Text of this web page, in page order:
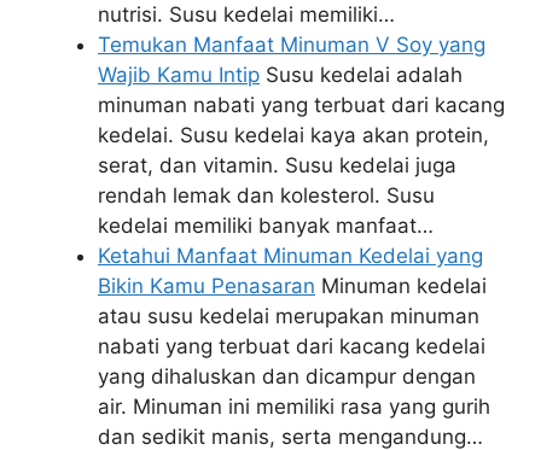
nutrisi. Susu kedelai memiliki…
Temukan Manfaat Minuman V Soy yang
Wajib Kamu Intip Susu kedelai adalah
minuman nabati yang terbuat dari kacang
kedelai. Susu kedelai kaya akan protein,
serat, dan vitamin. Susu kedelai juga
rendah lemak dan kolesterol. Susu
kedelai memiliki banyak manfaat…
Ketahui Manfaat Minuman Kedelai yang
Bikin Kamu Penasaran Minuman kedelai
atau susu kedelai merupakan minuman
nabati yang terbuat dari kacang kedelai
yang dihaluskan dan dicampur dengan
air. Minuman ini memiliki rasa yang gurih
dan sedikit manis, serta mengandung…